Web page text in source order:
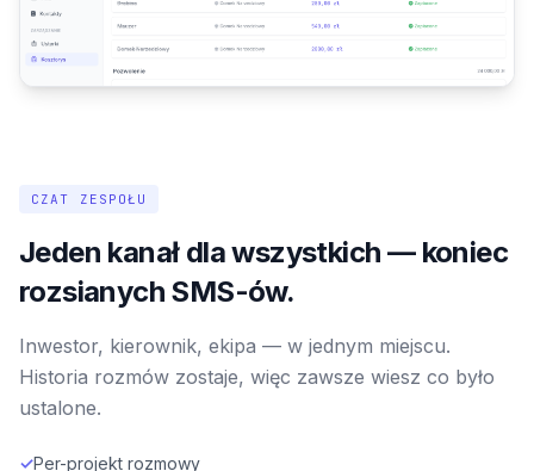
CZAT ZESPOŁU
Jeden kanał dla wszystkich — koniec
rozsianych SMS-ów.
Inwestor, kierownik, ekipa — w jednym miejscu.
Historia rozmów zostaje, więc zawsze wiesz co było
ustalone.
✓Per-projekt rozmowy